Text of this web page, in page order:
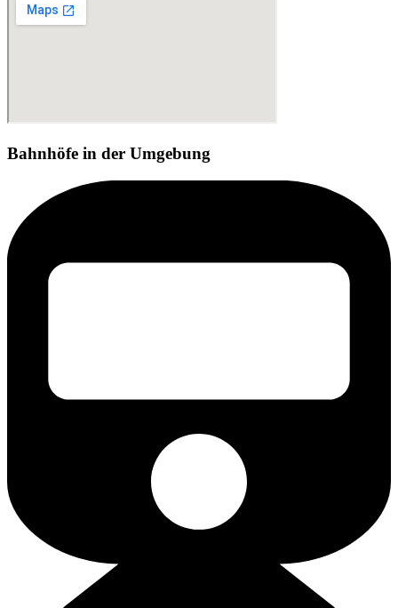
Bahnhöfe in der Umgebung